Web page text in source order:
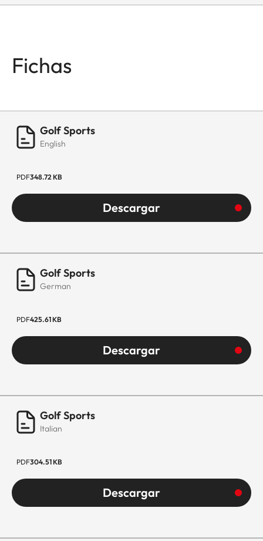
Fichas
Golf Sports
English
PDF348.72 KB
Descargar
Golf Sports
German
PDF425.61 KB
Descargar
Golf Sports
Italian
PDF304.51 KB
Descargar